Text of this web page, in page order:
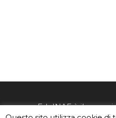
EduINAF è il